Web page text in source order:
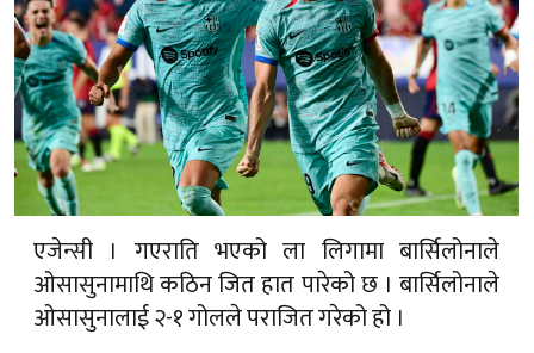
एजेन्सी । गएराति भएको ला लिगामा बार्सिलोनाले
ओसासुनामाथि कठिन जित हात पारेको छ । बार्सिलोनाले
ओसासुनालाई २-१ गोलले पराजित गरेको हो ।